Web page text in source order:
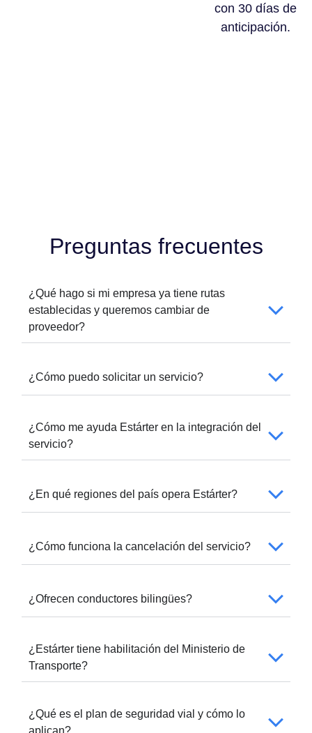
con 30 días de
anticipación.
Preguntas frecuentes
¿Qué hago si mi empresa ya tiene rutas
establecidas y queremos cambiar de
proveedor?
¿Cómo puedo solicitar un servicio?
¿Cómo me ayuda Estárter en la integración del
servicio?
¿En qué regiones del país opera Estárter?
¿Cómo funciona la cancelación del servicio?
¿Ofrecen conductores bilingües?
¿Estárter tiene habilitación del Ministerio de
Transporte?
¿Qué es el plan de seguridad vial y cómo lo